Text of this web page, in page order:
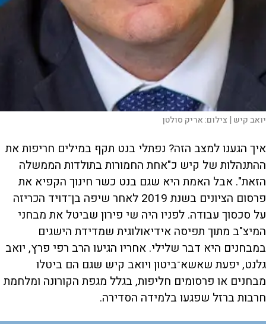
יואב קיש | צילום:אריק סולטן
איך הגענו למצב הזה? נפתלי בנט תקף במילים חריפות את
ההתנהלות של קיש כ"אחת החמורות בתולדות הממשלה
הזאת". אבל האמת היא שגם בנט כשר חינוך הקפיא את
פרסום הציונים בשנת 2019 לאחר שיפה בן־דויד הכריזה
על סכסוך עבודה. לפניו היה שי פירון שביטל את מבחני
המיצ"ב מתוך תפיסה אידיאולוגית שמדידת הישגים
במבחנים היא דבר שלילי. אחריו הגיעו הרב רפי פרץ, יואב
גלנט, יפעת שאשא־ביטון ויואב קיש שגם הם ביטלו
מבחנים או פרסומים חליפות, בגלל מגפת הקורונה ומלחמת
חרבות ברזל שפגעו בלמידה הסדירה.